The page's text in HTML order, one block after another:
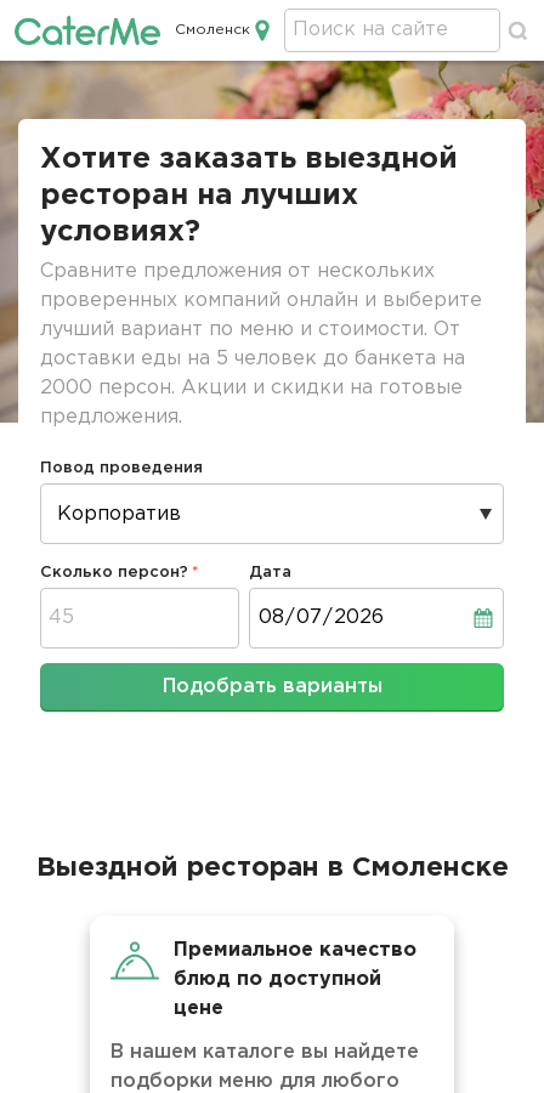
Кейтеринг в Смоленске
Смоленск
Строка
Хотите заказать выездной
ресторан на лучших
условиях?
Сравните предложения от нескольких
проверенных компаний онлайн и выберите
лучший вариант по меню и стоимости. От
доставки еды на 5 человек до банкета на
2000 персон. Акции и скидки на готовые
предложения.
Повод проведения
Сколько персон? Дата
Подобрать варианты
Выездной ресторан в Смоленске
Премиальное качество
блюд по доступной
цене
В нашем каталоге вы найдете
подборки меню для любого